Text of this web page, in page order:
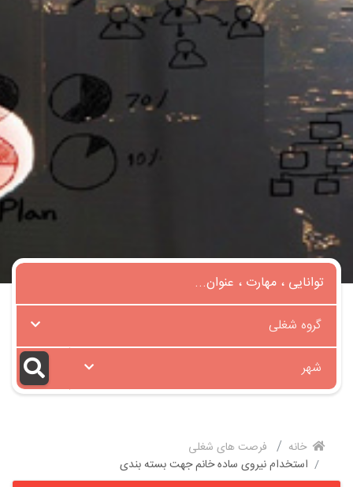
گروه شغلی
شهر
خانه
فرصت های شغلی
استخدام نیروی ساده خانم جهت بسته بندی